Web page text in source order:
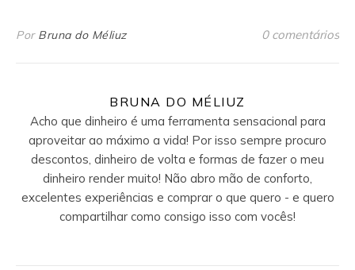
Por Bruna do Méliuz 0 comentários
BRUNA DO MÉLIUZ
Acho que dinheiro é uma ferramenta sensacional para
aproveitar ao máximo a vida! Por isso sempre procuro
descontos, dinheiro de volta e formas de fazer o meu
dinheiro render muito! Não abro mão de conforto,
excelentes experiências e comprar o que quero - e quero
compartilhar como consigo isso com vocês!